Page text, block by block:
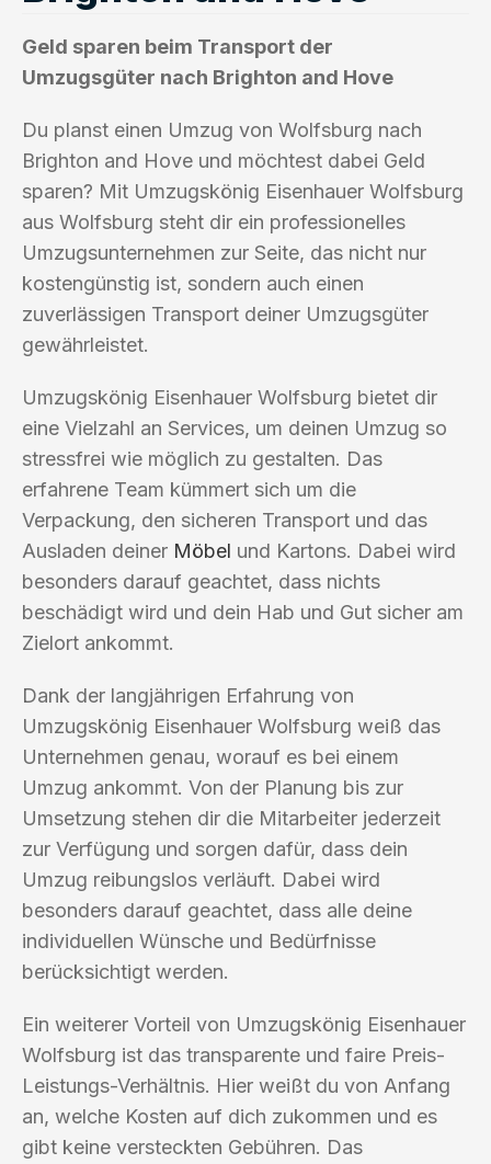
Geld sparen beim Transport der
Umzugsgüter nach Brighton and Hove
Du planst einen Umzug von Wolfsburg nach
Brighton and Hove und möchtest dabei Geld
sparen? Mit Umzugskönig Eisenhauer Wolfsburg
aus Wolfsburg steht dir ein professionelles
Umzugsunternehmen zur Seite, das nicht nur
kostengünstig ist, sondern auch einen
zuverlässigen Transport deiner Umzugsgüter
gewährleistet.
Umzugskönig Eisenhauer Wolfsburg bietet dir
eine Vielzahl an Services, um deinen Umzug so
stressfrei wie möglich zu gestalten. Das
erfahrene Team kümmert sich um die
Verpackung, den sicheren Transport und das
Ausladen deiner Möbel und Kartons. Dabei wird
besonders darauf geachtet, dass nichts
beschädigt wird und dein Hab und Gut sicher am
Zielort ankommt.
Dank der langjährigen Erfahrung von
Umzugskönig Eisenhauer Wolfsburg weiß das
Unternehmen genau, worauf es bei einem
Umzug ankommt. Von der Planung bis zur
Umsetzung stehen dir die Mitarbeiter jederzeit
zur Verfügung und sorgen dafür, dass dein
Umzug reibungslos verläuft. Dabei wird
besonders darauf geachtet, dass alle deine
individuellen Wünsche und Bedürfnisse
berücksichtigt werden.
Ein weiterer Vorteil von Umzugskönig Eisenhauer
Wolfsburg ist das transparente und faire Preis-
Leistungs-Verhältnis. Hier weißt du von Anfang
an, welche Kosten auf dich zukommen und es
gibt keine versteckten Gebühren. Das